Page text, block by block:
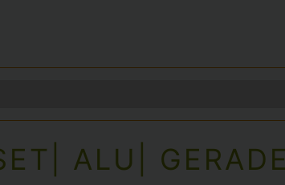
ALU|